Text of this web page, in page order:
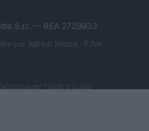
S.r.l. — REA 2729933
par AdHub Media · P.IVA
avec l'aide d'outils